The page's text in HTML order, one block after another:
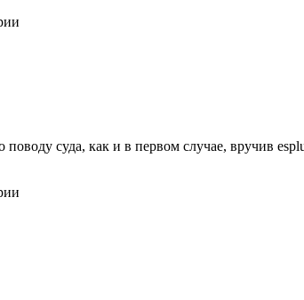
суда, как и в первом случае, вручив